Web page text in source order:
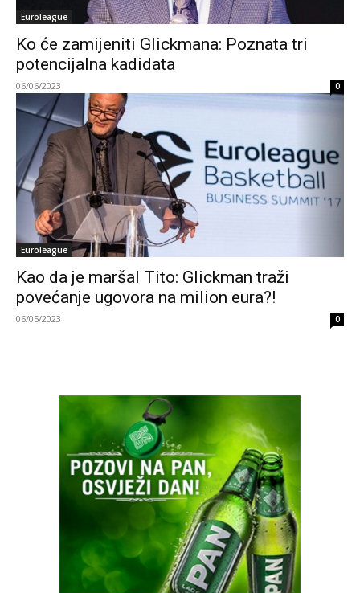
Euroleague
Ko će zamijeniti Glickmana: Poznata tri
potencijalna kadidata
06/06/2023 0
Euroleague
Kao da je maršal Tito: Glickman traži
povećanje ugovora na milion eura?!
06/05/2023 0